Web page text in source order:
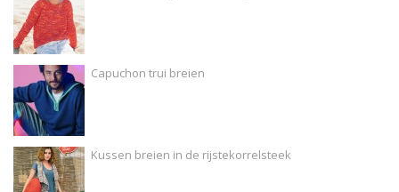
Capuchon trui breien
Kussen breien in de rijstekorrelsteek